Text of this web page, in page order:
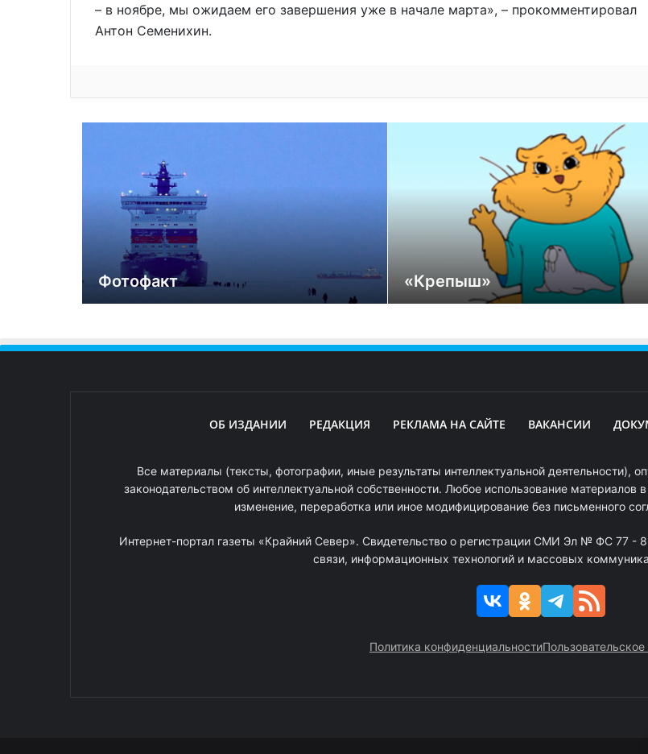
– в ноябре, мы ожидаем его завершения уже в начале марта», – прокомментировал
Антон Семенихин.
Фотофакт «Крепыш»
ОБ ИЗДАНИИ РЕДАКЦИЯ РЕКЛАМА НА САЙТЕ ВАКАНСИИ
Все материалы (тексты, фотографии, иные результаты интеллектуальной деятельности),
законодательством об интеллектуальной собственности. Любое использование
изменение, переработка или иное модифицирование без письменного
Интернет-портал газеты «Крайний Север». Свидетельство о регистрации СМИ Эл № ФС 77
связи, информационных технологий и массовых
Политика конфиденциальности